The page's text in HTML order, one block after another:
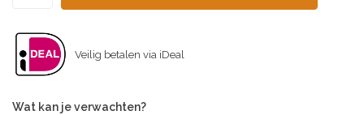
Veilig betalen via iDeal
Wat kan je verwachten?